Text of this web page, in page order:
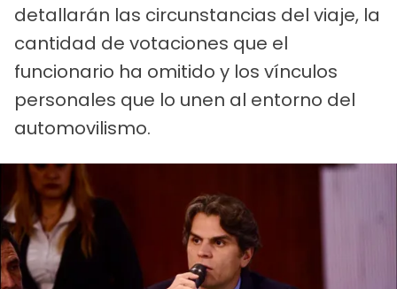
detallarán las circunstancias del viaje, la
cantidad de votaciones que el
funcionario ha omitido y los vínculos
personales que lo unen al entorno del
automovilismo.